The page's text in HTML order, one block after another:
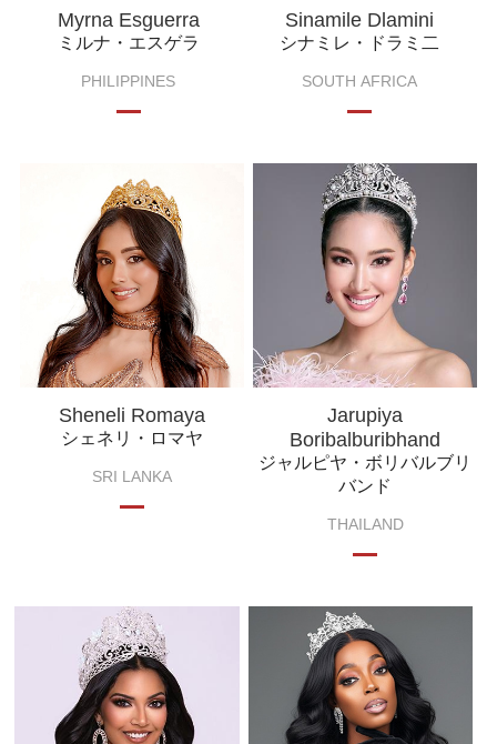
Myrna Esguerra
ミルナ・エスゲラ
PHILIPPINES
Sinamile Dlamini
シナミレ・ドラミ二
SOUTH AFRICA
Sheneli Romaya
シェネリ・ロマヤ
SRI LANKA
Jarupiya
Boribalburibhand
ジャルピヤ・ボリバルブリ
バンド
THAILAND